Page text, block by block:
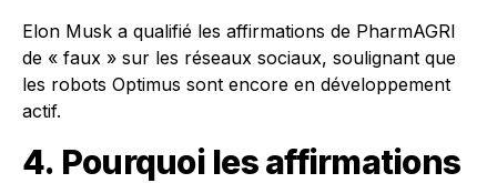
Elon Musk a qualifié les affirmations de PharmAGRI
de « faux » sur les réseaux sociaux, soulignant que
les robots Optimus sont encore en développement
actif.
4. Pourquoi les affirmations